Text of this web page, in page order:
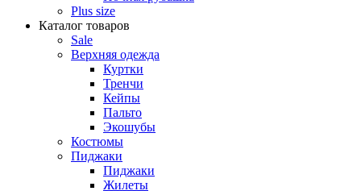
Plus size
Каталог товаров
Sale
Верхняя одежда
Куртки
Тренчи
Кейпы
Пальто
Экошубы
Костюмы
Пиджаки
Пиджаки
Жилеты